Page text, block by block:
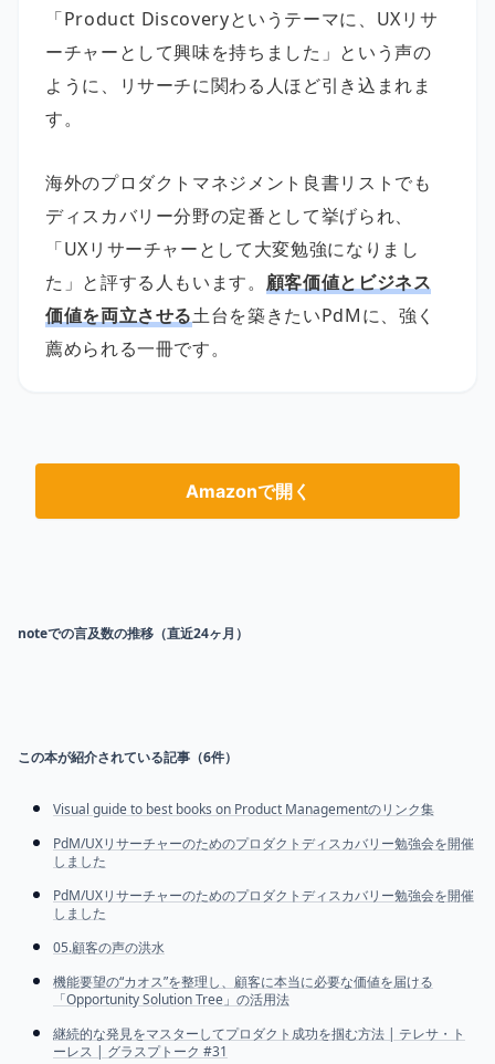
「Product Discoveryというテーマに、UXリサ
ーチャーとして興味を持ちました」という声の
ように、リサーチに関わる人ほど引き込まれま
す。
海外のプロダクトマネジメント良書リストでも
ディスカバリー分野の定番として挙げられ、
「UXリサーチャーとして大変勉強になりまし
た」と評する人もいます。 顧客価値とビジネス
価値を両立させる土台を築きたいPdMに、強く
薦められる一冊です。
Amazonで開く
noteでの言及数の推移（直近24ヶ月）
この本が紹介されている記事（6件）
Visual guide to best books on Product Managementのリンク集
PdM/UXリサーチャーのためのプロダクトディスカバリー勉強会を開催
しました
PdM/UXリサーチャーのためのプロダクトディスカバリー勉強会を開催
しました
05.顧客の声の洪水
機能要望の“カオス”を整理し、顧客に本当に必要な価値を届ける
「Opportunity Solution Tree」の活用法
継続的な発見をマスターしてプロダクト成功を掴む方法 | テレサ・ト
ーレス | グラスプトーク #31